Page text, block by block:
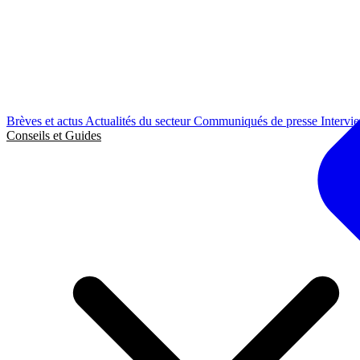
Brèves et actus Actualités du secteurCommuniqués de presse
Conseils et Guides